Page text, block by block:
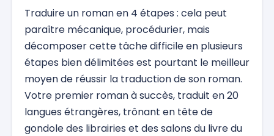
Traduire un roman en 4 étapes : cela peut
paraître mécanique, procédurier, mais
décomposer cette tâche difficile en plusieurs
étapes bien délimitées est pourtant le meilleur
moyen de réussir la traduction de son roman.
Votre premier roman à succès, traduit en 20
langues étrangères, trônant en tête de
gondole des librairies et des salons du livre du